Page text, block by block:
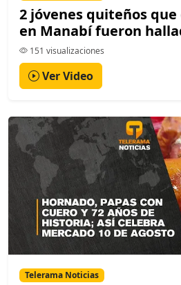
2 jóvenes quiteños
en Manabí fueron
151 visualizaciones
Ver Video
Telerama Noticias